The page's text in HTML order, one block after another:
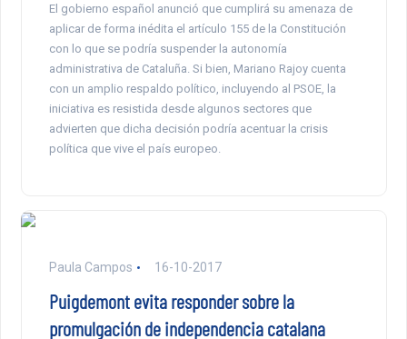
El gobierno español anunció que cumplirá su amenaza de
aplicar de forma inédita el artículo 155 de la Constitución
con lo que se podría suspender la autonomía
administrativa de Cataluña. Si bien, Mariano Rajoy cuenta
con un amplio respaldo político, incluyendo al PSOE, la
iniciativa es resistida desde algunos sectores que
advierten que dicha decisión podría acentuar la crisis
política que vive el país europeo.
Paula Campos 16-10-2017
Puigdemont evita responder sobre la
promulgación de independencia catalana